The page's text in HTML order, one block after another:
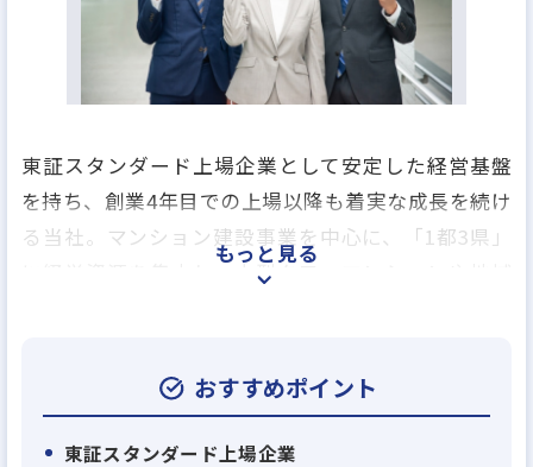
東証スタンダード上場企業として安定した経営基盤
を持ち、創業4年目での上場以降も着実な成長を続け
る当社。マンション建設事業を中心に、「1都3県」
に経営資源を集中し、大型タワーマンションや地域
当社最大の特長は、土地の仕入れから設計・施工ま
でを一貫して行う独自の「造注方式」。ゼネコンで
もっと見る
おすすめポイント
東証スタンダード上場企業